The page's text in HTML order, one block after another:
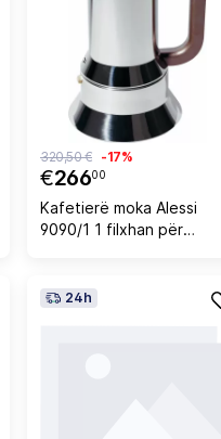
€26600
320,50 € -17%
Kafetierë moka Alessi
9090/1 1 filxhan për
24h